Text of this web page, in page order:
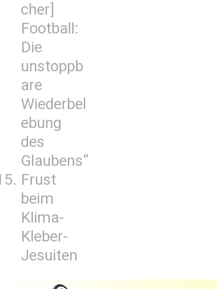
cher]
Football:
Die
unstoppb
are
Wiederbel
ebung
des
Glaubens“
Frust
beim
Klima-
Kleber-
Jesuiten